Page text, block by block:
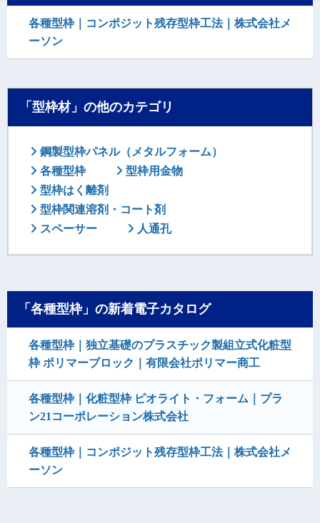
各種型枠｜コンポジット残存型枠工法｜株式会社メ
ーソン
「型枠材」の他のカテゴリ
鋼製型枠パネル（メタルフォーム）
各種型枠
型枠用金物
型枠はく離剤
型枠関連溶剤・コート剤
スペーサー
人通孔
「各種型枠」の新着電子カタログ
各種型枠｜独立基礎のプラスチック製組立式化粧型
枠 ポリマーブロック｜有限会社ポリマー商工
各種型枠｜化粧型枠 ピオライト・フォーム｜プラ
ン21コーポレーション株式会社
各種型枠｜コンポジット残存型枠工法｜株式会社メ
ーソン